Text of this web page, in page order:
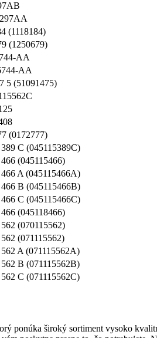
(1118184)
(1250679)
AA
AA
5 (51091475)
(0172777)
C (045115389C)
(045115466)
A (045115466A)
B (045115466B)
C (045115466C)
(045118466)
(070115562)
(071115562)
A (071115562A)
B (071115562B)
C (071115562C)
ponúka široký sortiment vysoko